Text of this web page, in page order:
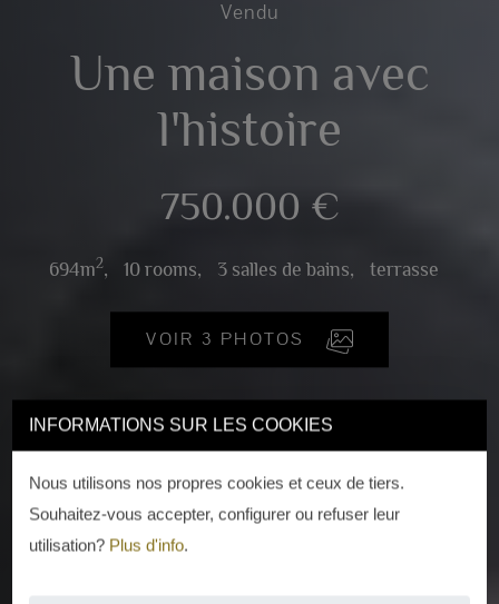
INFORMATIONS SUR LES COOKIES
Nous utilisons nos propres cookies et ceux de tiers.
Souhaitez-vous accepter, configurer ou refuser leur
utilisation? Plus d'info.
Vendu
Une maison avec
l'histoire
750.000 €
694m2, 10 rooms, 3 salles de bains, terrasse
VOIR 3 PHOTOS